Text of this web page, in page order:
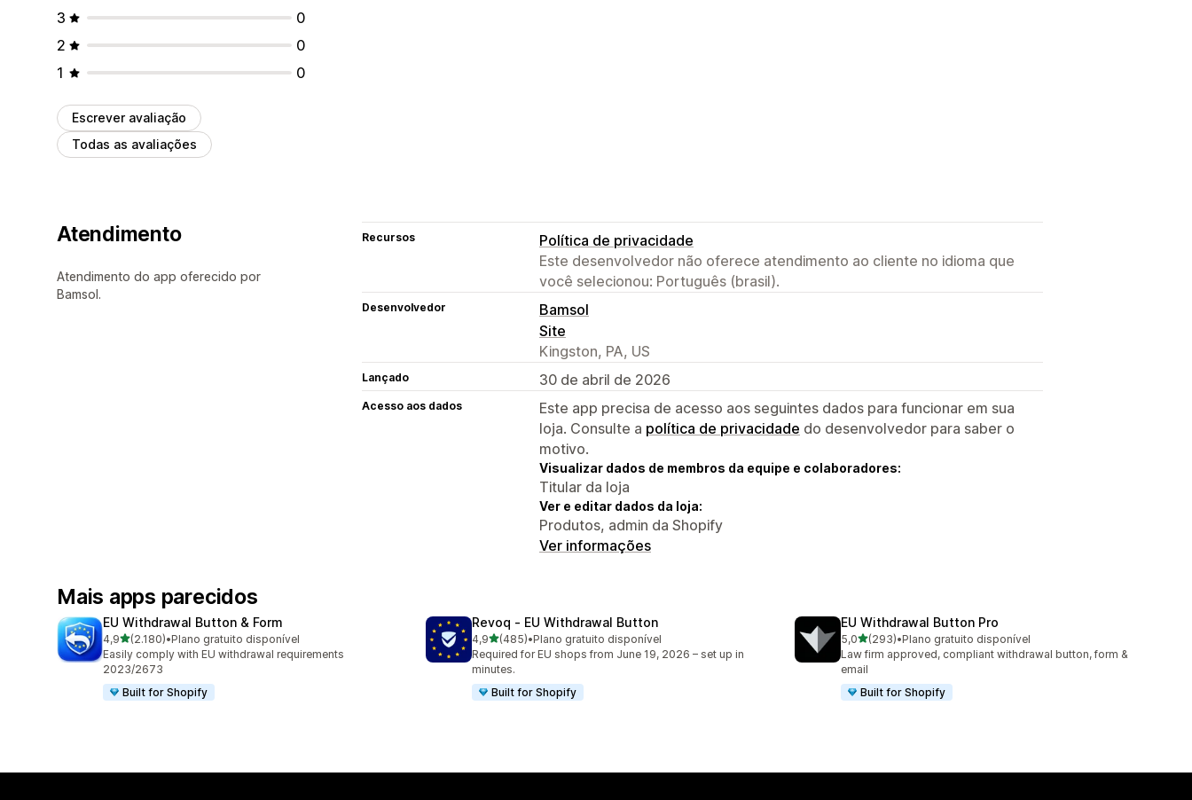
3
0
2
0
1
0
Escrever avaliação
Todas as avaliações
Atendimento
Atendimento do app oferecido por
Bamsol.
Recursos
Política de privacidade
Este desenvolvedor não oferece atendimento ao cliente no idioma que
você selecionou: Português (brasil).
Desenvolvedor
Bamsol
Site
Kingston, PA, US
Lançado 30 de abril de 2026
Acesso aos dados
Este app precisa de acesso aos seguintes dados para funcionar em sua
loja. Consulte a política de privacidade do desenvolvedor para saber o
motivo.
Visualizar dados de membros da equipe e colaboradores:
Titular da loja
Ver e editar dados da loja:
Produtos, admin da Shopify
Ver informações
Mais apps parecidos
EU Withdrawal Button & Form
4,9de 5 estrelas
(2.180)
2180 avaliações ao todo
•Plano gratuito disponível
Easily comply with EU withdrawal requirements
2023/2673
Built for Shopify
Revoq ‑ EU Withdrawal Button
4,9de 5 estrelas
(485)
485 avaliações ao todo
•Plano gratuito disponível
Required for EU shops from June 19, 2026 – set up in
minutes.
Built for Shopify
EU Withdrawal Button Pro
5,0de 5 estrelas
(293)
293 avaliações ao todo
•Plano gratuito disponível
Law firm approved, compliant withdrawal button, form &
email
Built for Shopify